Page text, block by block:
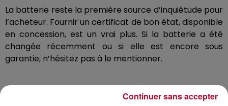
La batterie reste la première source d’inquiétude pour
l’acheteur. Fournir un certificat de bon état, disponible
en concession, est un vrai plus. Si la batterie a été
changée récemment ou si elle est encore sous
garantie, n’hésitez pas à le mentionner.
PRÉPARER LES DOCUMENTSContinuer sans accepter